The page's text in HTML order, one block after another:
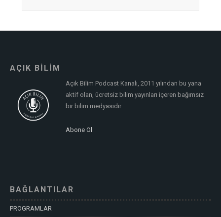
AÇIK BİLİM
Açık Bilim Podcast Kanalı, 2011 yılından bu yana
aktif olan, ücretsiz bilim yayınları içeren bağımsız
bir bilim medyasıdır.
Abone Ol
BAĞLANTILAR
PROGRAMLAR